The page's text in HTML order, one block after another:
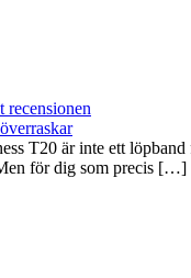
T20 är inte ett
för dig som precis […]